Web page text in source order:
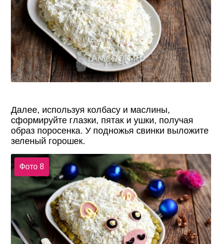
Далее, используя колбасу и маслины,
сформируйте глазки, пятак и ушки, получая
образ поросенка. У подножья свинки выложите
зеленый горошек.
Фото 8